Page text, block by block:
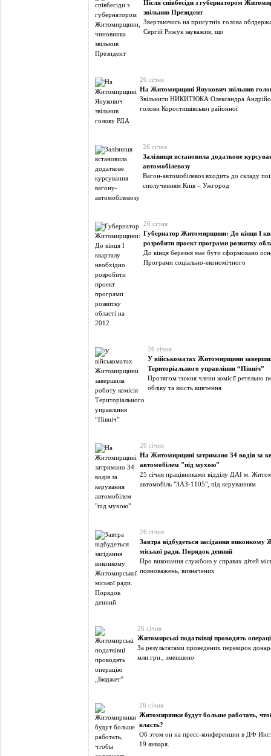
Після співбесіди з губернатором
звільнив Президент
Звертаючись на присутніх голова
Сергій Рижук зауважив, що
26 січня
На Житомирщині Янукович звільнив
Звільнити НИКИТЮКА Олександра
голови Коростишівської районної
26 січня
Залізниця встановила додаткове
автомобілевозу
Вагон-автомобілевоз входить до складу
сполученням Київ – Ужгород
26 січня
Губернатор Житомирщини: До кінця I
розробити проект програми розвитку
До кінця березня має бути сформовано
Програми соціально-економічного
26 січня
У військоматах Житомирщини
Територіального управління “Північ”
Протягом тижня члени комісії ретельно
обліку та якість вивчення
26 січня
На Житомирщині затримано 34 водія за
автомобілем "під мухою"
25 січня працівниками відділу ДАІ м.
автомобіль "ЗАЗ-1105", під керуванням
26 січня
Завтра відбудеться засідання виконкому
міської ради. Порядок денний
Про виконання службою у справах дітей
повноважень, визначених
26 січня
Житомирські податківці проводять
За результатами проведених перевірок
млн.грн., зменшено
26 січня
Житомирянки будут больше работать,
власть?
Об этом он на пресс-конференции в ДФ
19 января.